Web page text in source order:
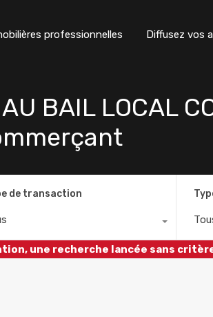
professionnelles Diffusez vos
BAIL LOCAL
de transaction
une recherche lancée sans